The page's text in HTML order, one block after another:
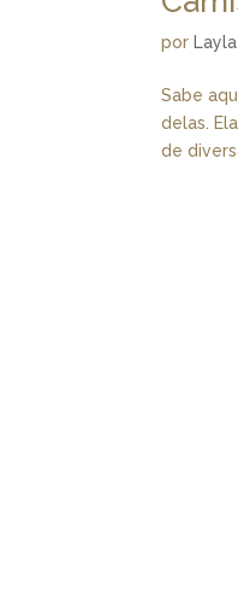
por
Sabe
delas.
de